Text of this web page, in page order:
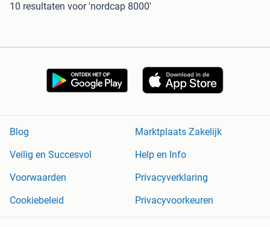
10 resultaten voor 'nordcap 8000'
Blog
Marktplaats Zakelijk
Veilig en Succesvol
Help en Info
Voorwaarden
Privacyverklaring
Cookiebeleid
Privacyvoorkeuren